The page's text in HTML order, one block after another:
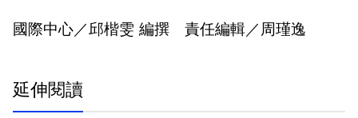
國際中心／邱楷雯 編撰 責任編輯／周瑾逸
延伸閱讀